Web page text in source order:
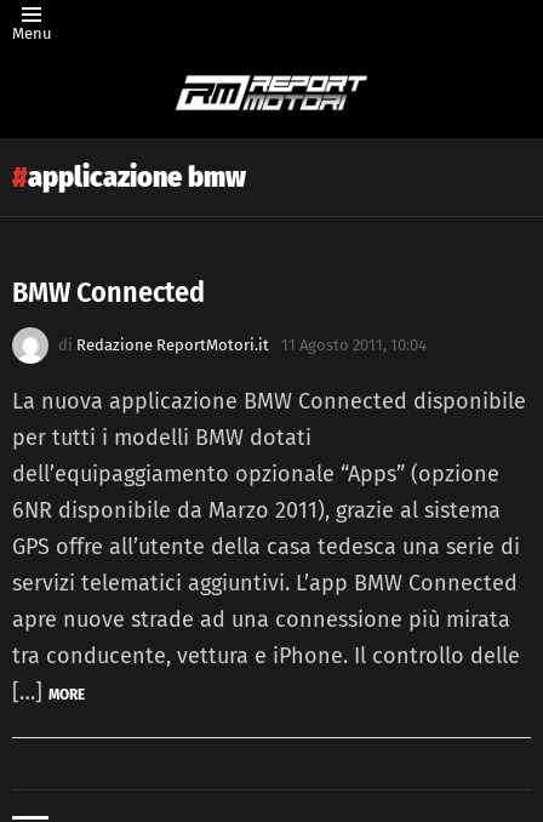
Menu
applicazione bmw
Latest
story
BMW Connected
di Redazione ReportMotori.it 11 Agosto 2011, 10:04
La nuova applicazione BMW Connected disponibile
per tutti i modelli BMW dotati
dell’equipaggiamento opzionale “Apps” (opzione
6NR disponibile da Marzo 2011), grazie al sistema
GPS offre all’utente della casa tedesca una serie di
servizi telematici aggiuntivi. L’app BMW Connected
apre nuove strade ad una connessione più mirata
tra conducente, vettura e iPhone. Il controllo delle
[…] MORE